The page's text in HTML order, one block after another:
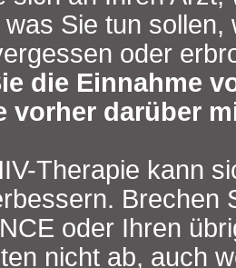
Sie tun sollen,
oder
die Einnahme
vorher darüber
Therapie kann
Brechen
oder Ihren
nicht ab, auch